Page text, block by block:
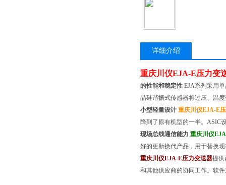
详细介绍
重庆川仪EJA-E压力变
的性能和稳定性 EJA系列采用
晶硅谐振式传感器将过压、温
小型轻量设计 重庆川仪EJA-E
降到了原有机型的一半。ASIC
现场总线通信能力 重庆川仪
好的更新换代产品，用于替换
重庆川仪EJA-E压力变送器提供
和其他供应商的协同工作。软